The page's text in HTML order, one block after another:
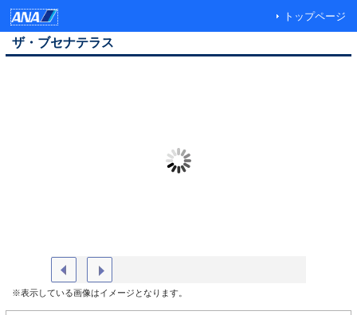
トップページ
ザ・ブセナテラス
※表示している画像はイメージとなります。